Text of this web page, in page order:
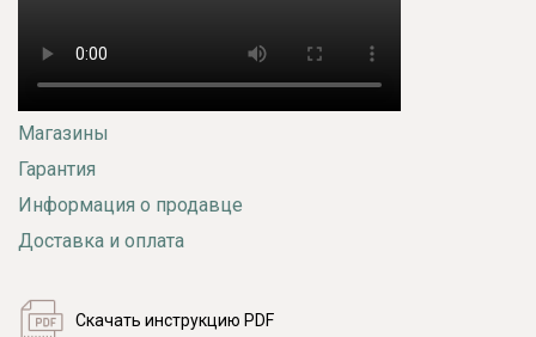
Магазины
Гарантия
Информация о продавце
Доставка и оплата
Скачать инструкцию PDF